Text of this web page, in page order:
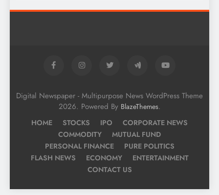
Digital Newspaper - Multipurpose News WordPress Theme
2026. Powered By BlazeThemes.
HOME STOCKS IPO
CORPORATE NEWS
COMMODITY
MUTUAL FUND
PERSONAL FINANCE
PURE POLITICS
FLASH NEWS
ECONOMY
ENTERTAINMENT
CONTACT US